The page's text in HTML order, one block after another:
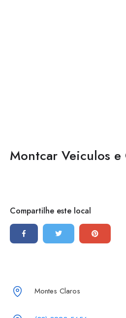
Montcar Veiculos e
Compartilhe este local
Montes Claros